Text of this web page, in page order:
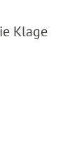
Klage